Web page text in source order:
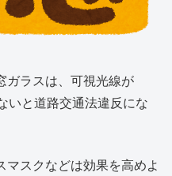
ガラスは、可視光線が
いと道路交通法違反にな
マスクなどは効果を高めよ